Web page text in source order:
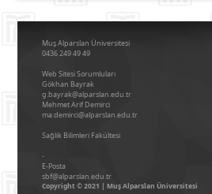
Muş Alparslan Üniversitesi
0436 249 49 49
Web Sitesi Sorumluları
Gökhan Bayrak
g.bayrak@alparslan.edu.tr
Mehmet Arif Demirci
ma.demirci@alparslan.edu.tr
Sağlik Bi̇li̇mleri̇ Fakültesi̇
-
E-Posta
sbf@alparslan.edu.tr
Copyright © 2021 | Muş Alparslan Üniversitesi